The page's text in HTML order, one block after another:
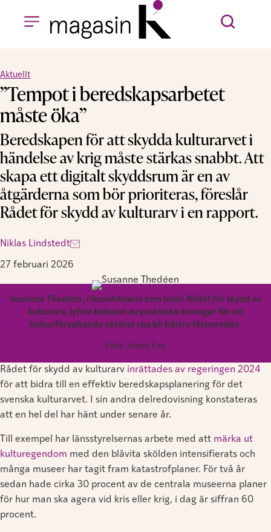
Aktuellt
”Tempot i beredskapsarbetet
måste öka”
Beredskapen för att skydda kulturarvet i
händelse av krig måste stärkas snabbt. Att
skapa ett digitalt skyddsrum är en av
åtgärderna som bör prioriteras, föreslår
Rådet för skydd av kulturarv i en rapport.
Niklas Lindstedt
27 februari 2026
Susanne Thedéen, riksantikvarie som leder Rådet för skydd av
kulturarv, lyfter behovet av praktiska övningar för att
kulturförvaltande aktörer ska bli bättre förberedda.
Foto: Jonas Eng
Rådet för skydd av kulturarv inrättades av regeringen 2024
för att bidra till en effektiv beredskapsplanering för det
svenska kulturarvet. I sin andra delredovisning konstateras
att en hel del har hänt under senare år.
Till exempel har länsstyrelsernas arbete med att märka ut
kulturegendom med den blåvita skölden intensifierats och
många museer har tagit fram katastrofplaner. För två år
sedan hade cirka 30 procent av de centrala museerna planer
för hur man ska agera vid kris eller krig, i dag är siffran 60
procent.